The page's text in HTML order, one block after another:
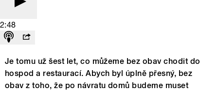
2:48
Je tomu už šest let, co můžeme bez obav chodit do
hospod a restaurací. Abych byl úplně přesný, bez
obav z toho, že po návratu domů budeme muset